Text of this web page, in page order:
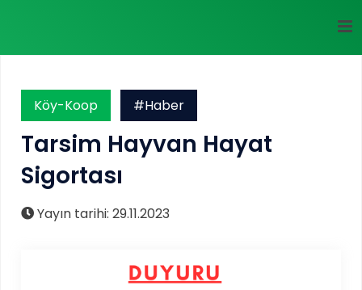
Köy-Koop #Haber
Tarsim Hayvan Hayat
Sigortası
Yayın tarihi: 29.11.2023